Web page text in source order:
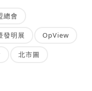
總會
發明展 OpView
北市圖